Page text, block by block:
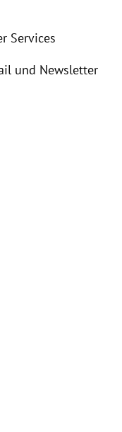
Services
und Newsletter